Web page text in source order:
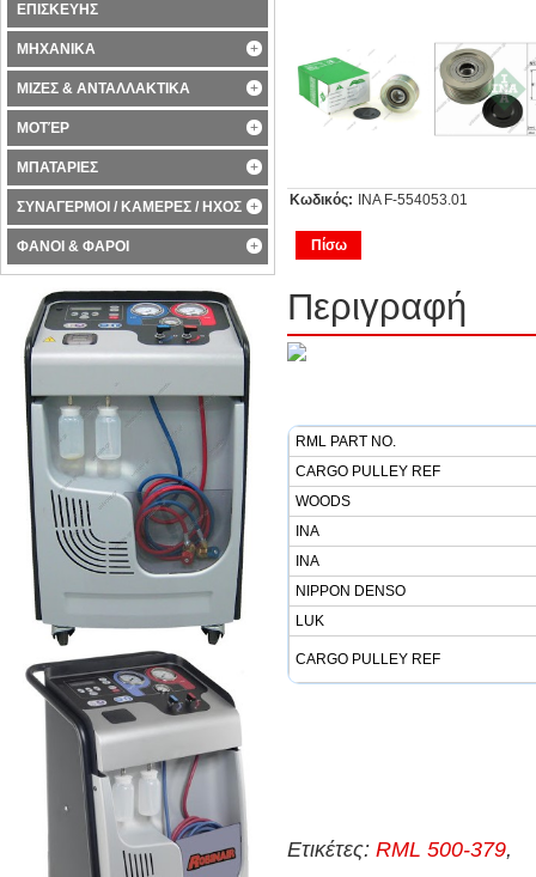
Κωδικός: INA F-554053.01
Πίσω
Περιγραφή
RML PART NO.
CARGO PULLEY REF
WOODS
INA
INA
NIPPON DENSO
LUK
CARGO PULLEY REF
Ετικέτες: RML 500-379,
ΕΠΙΣΚΕΥΗΣ
ΜΗΧΑΝΙΚΑ
ΜΙΖΕΣ & ΑΝΤΑΛΛΑΚΤΙΚΑ
ΜΟΤΈΡ
ΜΠΑΤΑΡΙΕΣ
ΣΥΝΑΓΕΡΜΟΙ / ΚΑΜΕΡΕΣ / ΗΧΟΣ
ΦΑΝΟΙ & ΦΑΡΟΙ